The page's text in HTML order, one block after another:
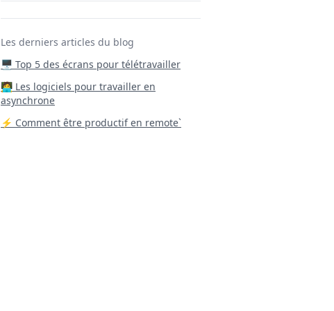
Les derniers articles du blog
🖥️ Top 5 des écrans pour télétravailler
‍🧑‍💻 Les logiciels pour travailler en
asynchrone
⚡ Comment être productif en remote`